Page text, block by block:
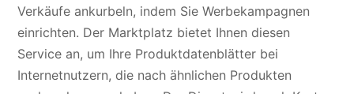
Verkäufe ankurbeln, indem Sie Werbekampagnen
einrichten. Der Marktplatz bietet Ihnen diesen
Service an, um Ihre Produktdatenblätter bei
Internetnutzern, die nach ähnlichen Produkten